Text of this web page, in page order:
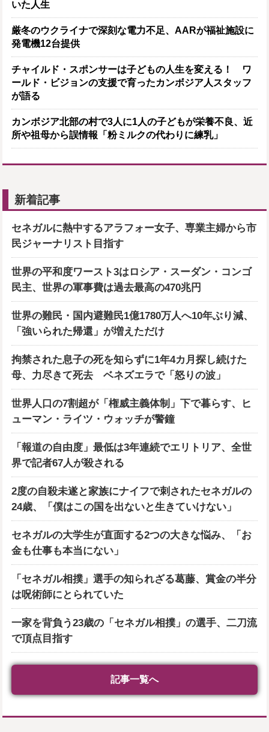
いた人生
厳冬のウクライナで深刻な電力不足、AARが福祉施設に
発電機12台提供
チャイルド・スポンサーは子どもの人生を変える！ ワ
ールド・ビジョンの支援で育ったカンボジア人スタッフ
が語る
カンボジア北部の村で3人に1人の子どもが栄養不良、近
所や祖母から誤情報「粉ミルクの代わりに練乳」
新着記事
セネガルに熱中するアラフォー女子、専業主婦から市
民ジャーナリスト目指す
世界の平和度ワースト3はロシア・スーダン・コンゴ
民主、世界の軍事費は過去最高の470兆円
世界の難民・国内避難民1億1780万人へ10年ぶり減、
「強いられた帰還」が増えただけ
拘禁された息子の死を知らずに1年4カ月探し続けた
母、力尽きて死去 ベネズエラで「怒りの波」
世界人口の7割超が「権威主義体制」下で暮らす、ヒ
ューマン・ライツ・ウォッチが警鐘
「報道の自由度」最低は3年連続でエリトリア、全世
界で記者67人が殺される
2度の自殺未遂と家族にナイフで刺されたセネガルの
24歳、「僕はこの国を出ないと生きていけない」
セネガルの大学生が直面する2つの大きな悩み、「お
金も仕事も本当にない」
「セネガル相撲」選手の知られざる葛藤、賞金の半分
は呪術師にとられていた
一家を背負う23歳の「セネガル相撲」の選手、二刀流
で頂点目指す
記事一覧へ